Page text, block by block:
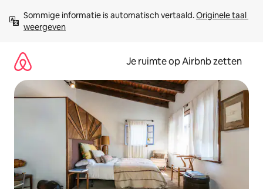
direct
naar
Sommige informatie is automatisch vertaald. Originele taal
weergeven
Je ruimte op Airbnb zetten